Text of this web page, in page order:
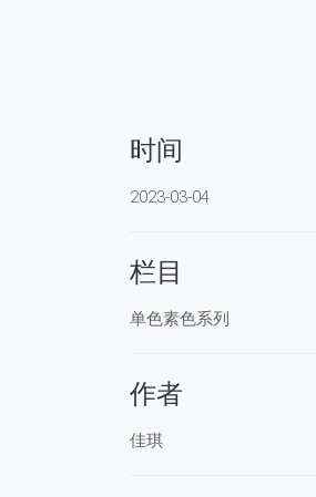
时间
2023-03-04
栏目
单色素色系列
作者
佳琪